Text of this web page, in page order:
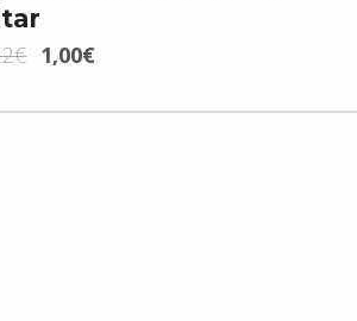
€ El precio original era: 22,22€.
1,00€El precio actual es: 1,00€.